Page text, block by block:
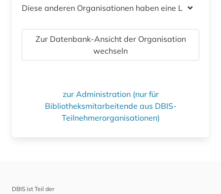
Diese anderen Organisationen haben eine Lizenz
Zur Datenbank-Ansicht der Organisation
wechseln
zur Administration (nur für
Bibliotheksmitarbeitende aus DBIS-
Teilnehmerorganisationen)
DBIS ist Teil der